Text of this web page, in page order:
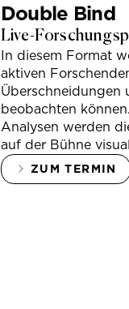
Double Bind
Live-
In diesem Format
aktiven
Überschneidungen
beobachten
Analysen werden
auf der Bühne
ZUM TERMIN